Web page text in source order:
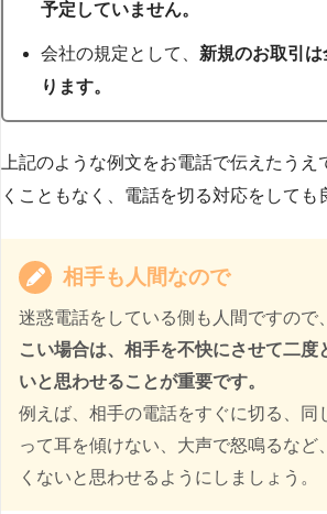
予定していません。
会社の規定として、 新規のお取引
ります。
上記のような例文をお電話で伝えたうえ
くこともなく、電話を切る対応をしても
相手も人間なので
迷惑電話をしている側も人間ですので、
こい場合は、相手を不快にさせて二度
いと思わせることが重要です。
例えば、相手の電話をすぐに切る、同
って耳を傾けない、大声で怒鳴るなど
くないと思わせるようにしましょう。